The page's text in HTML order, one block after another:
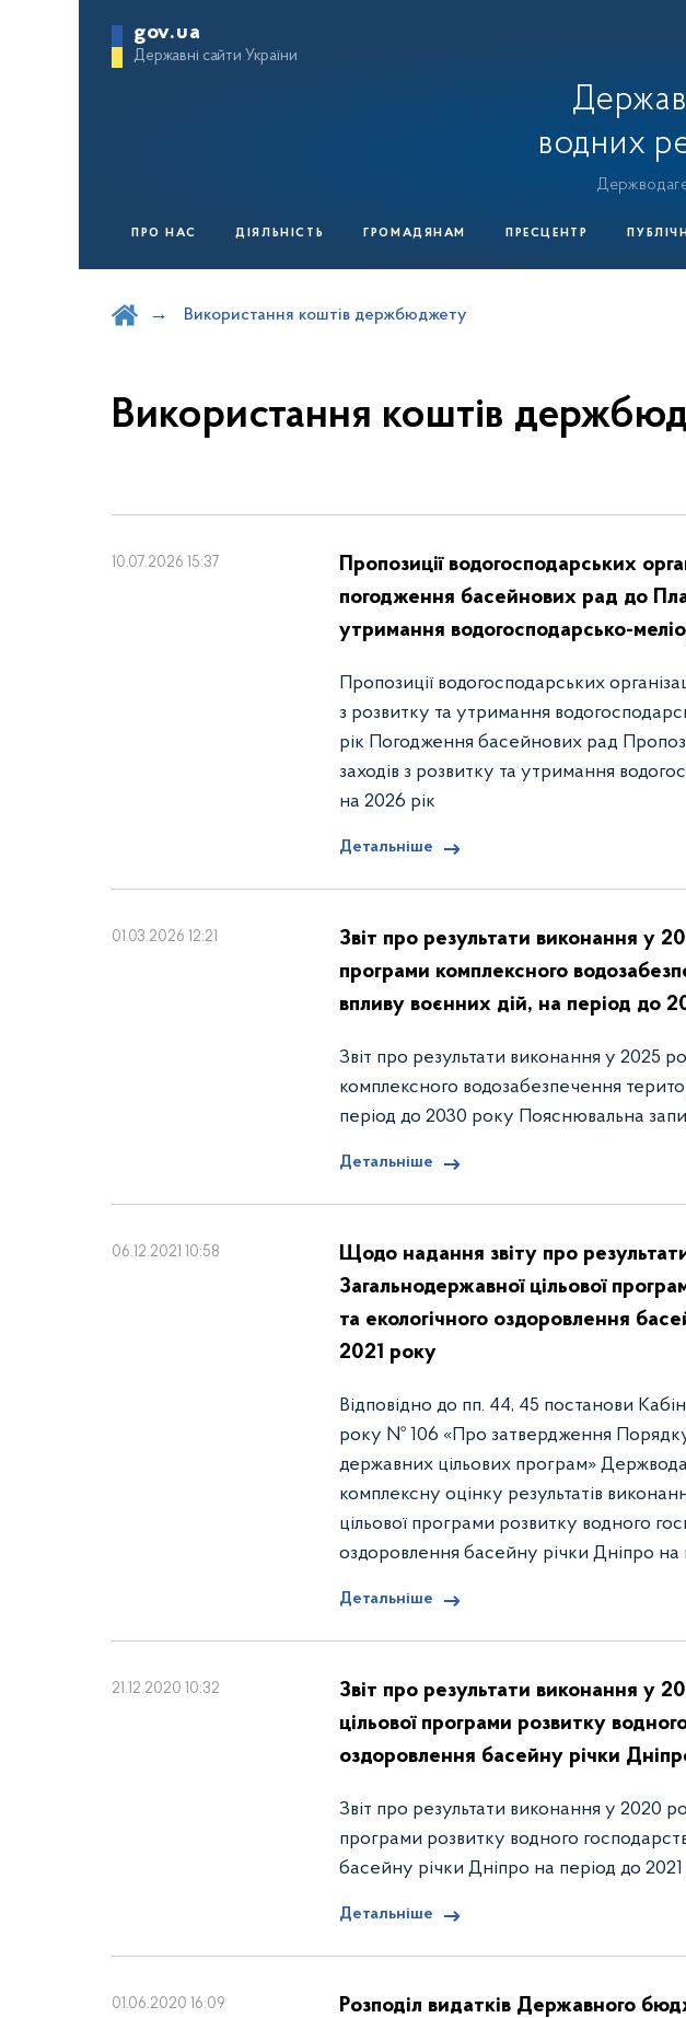
gov.ua
Державні сайти України
водних
ПРО НАС ДІЯЛЬНІСТЬ ГРОМАДЯНАМ ПРЕСЦЕНТР
Використання коштів держбюджету
Використання коштів
10.07.2026 15:37
Пропозиції водогосподарських
погодження басейнових рад до
утримання водогосподарсько-
Пропозиції водогосподарських
з розвитку та утримання
рік Погодження басейнових рад
заходів з розвитку та утримання
на 2026 рік
Детальніше
01.03.2026 12:21
Звіт про результати виконання у
програми комплексного
впливу воєнних дій, на період до
Звіт про результати виконання у 2025
комплексного водозабезпечення
період до 2030 року Пояснювальна
Детальніше
06.12.2021 10:58
Щодо надання звіту про
Загальнодержавної цільової
та екологічного оздоровлення
2021 року
Відповідно до пп. 44, 45 постанови
року № 106 «Про затвердження
державних цільових програм»
комплексну оцінку результатів
цільової програми розвитку водного
оздоровлення басейну річки Дніпро на
Детальніше
21.12.2020 10:32
Звіт про результати виконання у
цільової програми розвитку
оздоровлення басейну річки
Звіт про результати виконання у 2020
програми розвитку водного
басейну річки Дніпро на період до
Детальніше
01.06.2020 16:09
Розподіл видатків Державного